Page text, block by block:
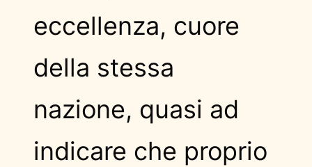
eccellenza, cuore
della stessa
nazione, quasi ad
indicare che proprio